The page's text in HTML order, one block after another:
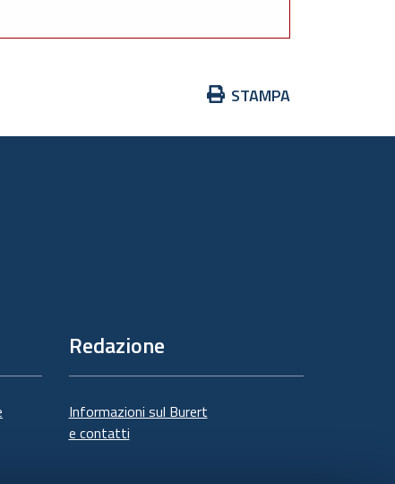
Azioni
documento
STAMPA
Redazione
Informazioni sul Burert
e contatti